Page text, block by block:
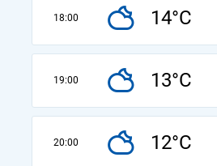
18:00 14°C
19:00 13°C
20:00 12°C